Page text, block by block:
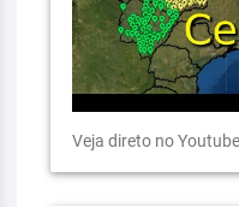
Veja direto no Youtube